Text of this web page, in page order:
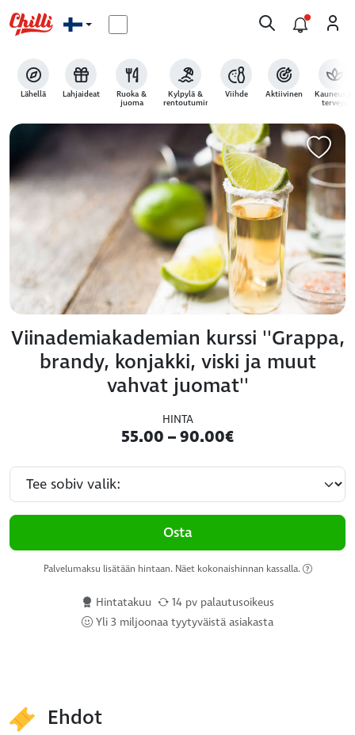
Lähellä Lahjaideat Ruoka &
juoma
Kylpylä &
rentoutuminen
Viihde Aktiivinen Kauneus ja
terveys
Viinademiakademian kurssi ''Grappa,
brandy, konjakki, viski ja muut
vahvat juomat''
HINTA
55.00 – 90.00€
Osta
Palvelumaksu lisätään hintaan. Näet kokonaishinnan kassalla.
Hintatakuu
14 pv palautusoikeus
Yli 3 miljoonaa tyytyväistä asiakasta
Ehdot